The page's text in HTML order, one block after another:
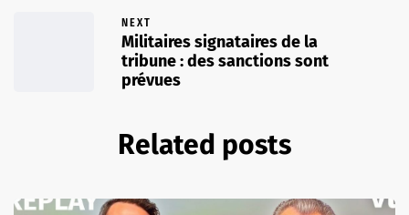
NEXT
Militaires signataires de la
tribune : des sanctions sont
prévues
Related posts